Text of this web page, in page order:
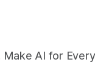
Make AI for